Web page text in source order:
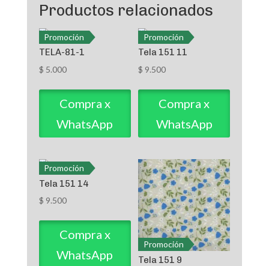
Productos relacionados
Promoción
TELA-81-1
$ 5.000
Compra x
WhatsApp
Promoción
Tela 151 11
$ 9.500
Compra x
WhatsApp
Promoción
Tela 151 14
$ 9.500
Compra x
WhatsApp
Promoción
Tela 151 9